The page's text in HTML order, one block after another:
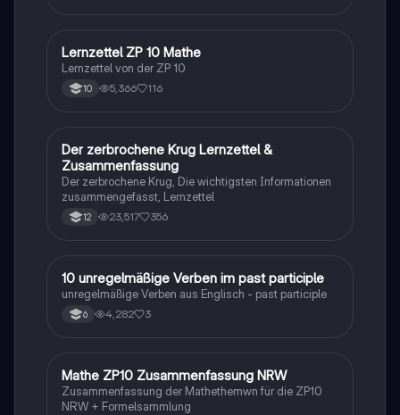
Mathe
Lernzettel ZP 10 Mathe
Lernzettel von der ZP 10
10 5,366 116
Deutsch
Der zerbrochene Krug Lernzettel &
Zusammenfassung
Der zerbrochene Krug, Die wichtigsten Informationen
zusammengefasst, Lernzettel
12 23,517 356
1 Englisch
10 unregelmäßige Verben im past participle
unregelmäßige Verben aus Englisch - past participle
6 4,282 3
Mathe
Mathe ZP10 Zusammenfassung NRW
Zusammenfassung der Mathethemwn für die ZP10
NRW + Formelsammlung